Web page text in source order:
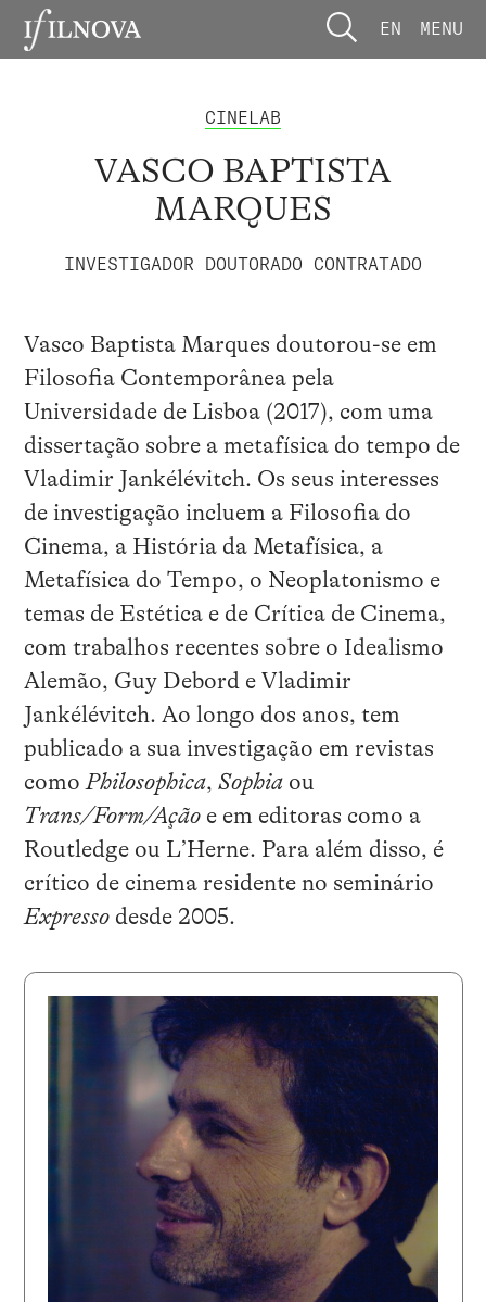
EN MENU
CINELAB
VASCO BAPTISTA
MARQUES
INVESTIGADOR DOUTORADO CONTRATADO
Vasco Baptista Marques doutorou-se em
Filosofia Contemporânea pela
Universidade de Lisboa (2017), com uma
dissertação sobre a metafísica do tempo de
Vladimir Jankélévitch. Os seus interesses
de investigação incluem a Filosofia do
Cinema, a História da Metafísica, a
Metafísica do Tempo, o Neoplatonismo e
temas de Estética e de Crítica de Cinema,
com trabalhos recentes sobre o Idealismo
Alemão, Guy Debord e Vladimir
Jankélévitch. Ao longo dos anos, tem
publicado a sua investigação em revistas
comoPhilosophica, Sophiaou
Trans/Form/Açãoe em editoras como a
Routledge ou L’Herne. Para além disso, é
crítico de cinema residente no seminário
Expressodesde 2005.